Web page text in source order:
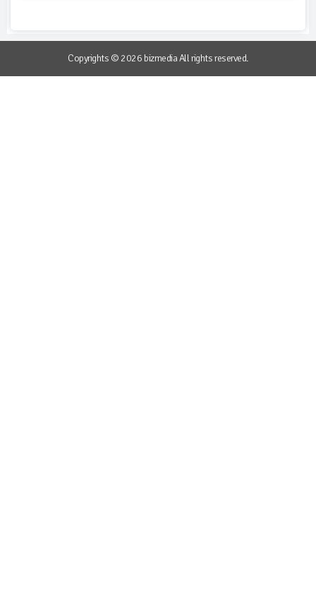
Copyrights © 2026 bizmedia All rights reserved.